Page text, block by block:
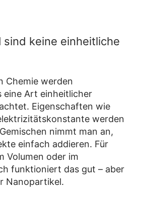
sind keine einheitliche
Chemie werden
eine Art einheitlicher
Eigenschaften wie
werden
nimmt man an,
einfach addieren. Für
Volumen oder im
funktioniert das gut – aber
Nanopartikel.